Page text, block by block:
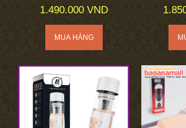
1.490.000 VND